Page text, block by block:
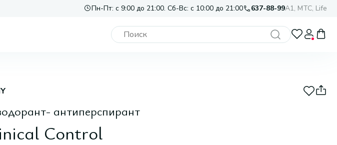
Пн-Пт: с 9:00 до 21:00. Сб-Вс: с 10:00 до 21:00 637-88-99A1, МТС, Life
антиперспирант
Control